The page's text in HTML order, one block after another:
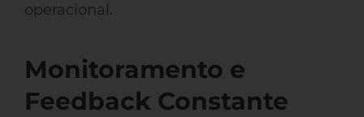
operacional.
Monitoramento e
Feedback Constante